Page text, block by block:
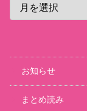
お知らせ
まとめ読み